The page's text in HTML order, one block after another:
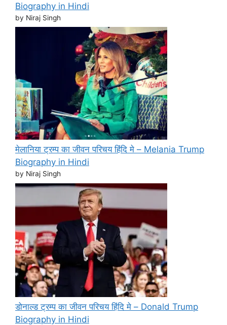
Biography in Hindi
by Niraj Singh
मेलानिया ट्रम्प का जीवन परिचय हिंदि मे – Melania Trump
Biography in Hindi
by Niraj Singh
डोनाल्ड ट्रम्प का जीवन परिचय हिंदि मे – Donald Trump
Biography in Hindi